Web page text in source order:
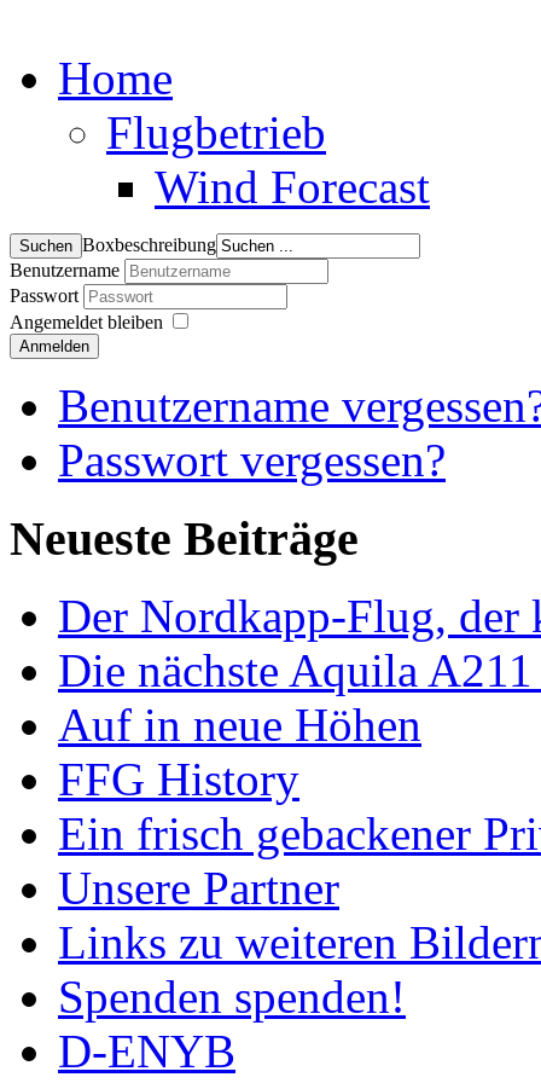
Home
Flugbetrieb
Wind Forecast
Boxbeschreibung
Benutzername
Passwort
Angemeldet bleiben
Anmelden
Benutzername
Passwort vergessen?
Neueste Beiträge
Der Nordkapp-Flug, der
Die nächste Aquila
Auf in neue Höhen
FFG History
Ein frisch gebackener
Unsere Partner
Links zu weiteren
Spenden spenden!
D-ENYB